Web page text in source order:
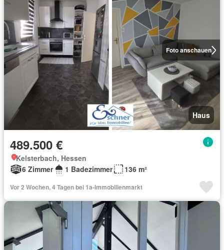
Foto anschauen
Haus
489.500 €
Kelsterbach, Hessen
6 Zimmer
1 Badezimmer 136 m²
Vor 2 Wochen, 4 Tagen bei 1a-Immobilienmarkt